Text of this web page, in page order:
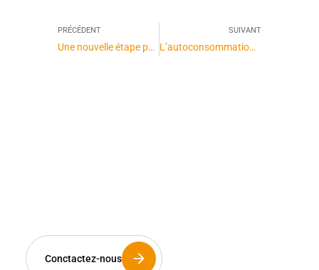
PRÉCÉDENT
Une nouvelle étape pour le développement d’Eklor
SUIVANT
L’autoconsommation avec stockage : le Combo Gagnant – avec SRTE (33)
Conctactez-nous